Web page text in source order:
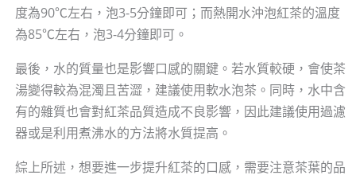
度為90℃左右，泡3-5分鐘即可；而熱開水沖泡紅茶的溫度
為85℃左右，泡3-4分鐘即可。
最後，水的質量也是影響口感的關鍵。若水質較硬，會使茶
湯變得較為混濁且苦澀，建議使用軟水泡茶。同時，水中含
有的雜質也會對紅茶品質造成不良影響，因此建議使用過濾
器或是利用煮沸水的方法將水質提高。
綜上所述，想要進一步提升紅茶的口感，需要注意茶葉的品